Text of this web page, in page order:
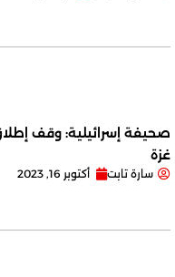
صحيفة إسرائيلية: وقف
غزة
سارة تابت أكتوبر 16, 2023